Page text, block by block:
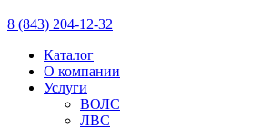
8 (843) 204-12-32
Каталог
О компании
Услуги
ВОЛС
ЛВС